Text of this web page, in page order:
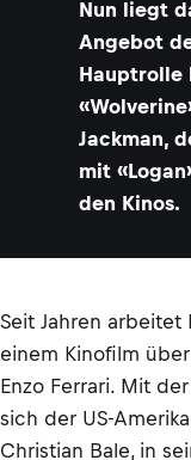
Nun liegt
Angebot
Hauptrolle
Jackman,
mit
den Kinos.
Seit Jahren arbeitet
einem Kinofilm
Enzo Ferrari. Mit
sich der US-
Christian Bale, in